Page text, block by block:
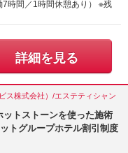
時間／1時間休憩あり） ※残
詳細を見る
ス株式会社）/エステティシャン
ットストーンを使った施術
トグループホテル割引制度